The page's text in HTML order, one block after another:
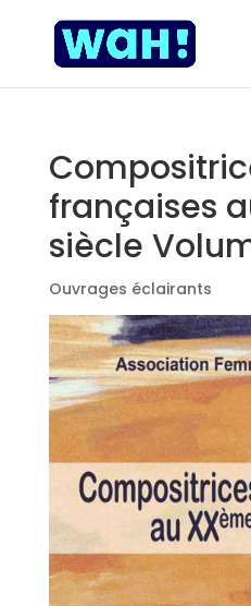
françaises
siècle
Ouvrages éclairants